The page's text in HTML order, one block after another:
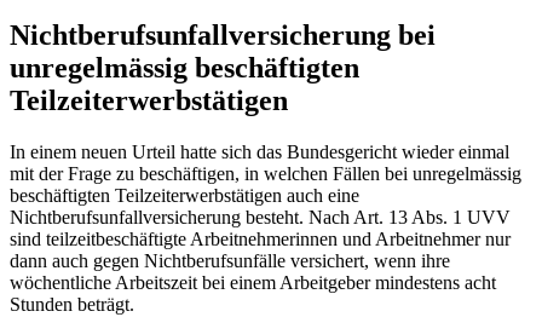
Nichtberufsunfallversicherung bei
unregelmässig beschäftigten
Teilzeiterwerbstätigen
In einem neuen Urteil hatte sich das Bundesgericht wieder einmal
mit der Frage zu beschäftigen, in welchen Fällen bei unregelmässig
beschäftigten Teilzeiterwerbstätigen auch eine
Nichtberufsunfallversicherung besteht. Nach Art. 13 Abs. 1 UVV
sind teilzeitbeschäftigte Arbeitnehmerinnen und Arbeitnehmer nur
dann auch gegen Nichtberufsunfälle versichert, wenn ihre
wöchentliche Arbeitszeit bei einem Arbeitgeber mindestens acht
Stunden beträgt.